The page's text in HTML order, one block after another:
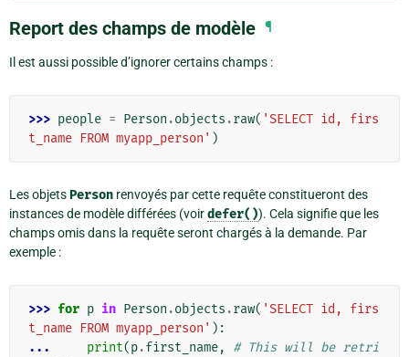
Report des champs de modèle ¶
Il est aussi possible d’ignorer certains champs :
>>> people = Person .objects .raw( 'SELECT id, firs
t_name FROM myapp_person' )
Les objetsPerson renvoyés par cette requête constitueront des
instances de modèle différées (voirdefer()). Cela signifie que les
champs omis dans la requête seront chargés à la demande. Par
exemple :
>>> for p in Person .objects .raw( 'SELECT id, firs
t_name FROM myapp_person' ):
...
print(p.first_name,
# This will be retri